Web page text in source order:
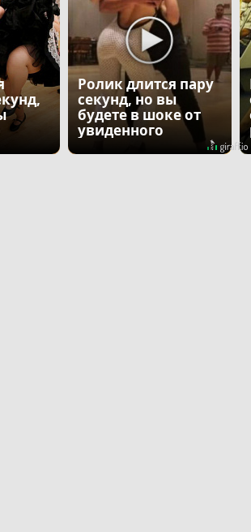
Ролик длится пару
секунд, но вы
будете в шоке от
увиденного